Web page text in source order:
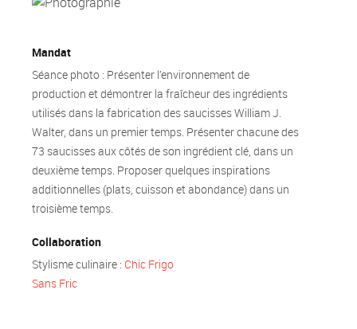
Mandat
Séance photo : Présenter l’environnement de
production et démontrer la fraîcheur des ingrédients
utilisés dans la fabrication des saucisses William J.
Walter, dans un premier temps. Présenter chacune des
73 saucisses aux côtés de son ingrédient clé, dans un
deuxième temps. Proposer quelques inspirations
additionnelles (plats, cuisson et abondance) dans un
troisième temps.
Collaboration
Stylisme culinaire : Chic Frigo
Sans Fric